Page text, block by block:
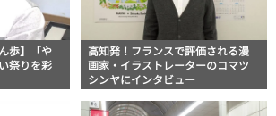
歩】「や
祭りを彩
高知発！フランスで評価される漫
画家・イラストレーターのコマツ
シンヤにインタビュー